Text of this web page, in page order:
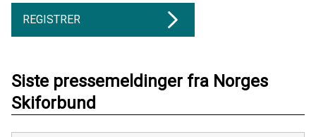
REGISTRER
Siste pressemeldinger fra Norges
Skiforbund